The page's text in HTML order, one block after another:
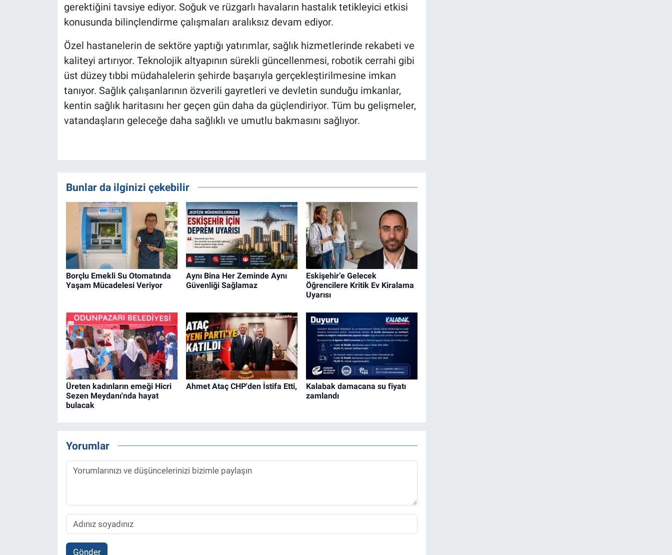
gerektiğini tavsiye ediyor. Soğuk ve rüzgarlı havaların hastalık tetikleyici etkisi
konusunda bilinçlendirme çalışmaları aralıksız devam ediyor.
Özel hastanelerin de sektöre yaptığı yatırımlar, sağlık hizmetlerinde rekabeti ve
kaliteyi artırıyor. Teknolojik altyapının sürekli güncellenmesi, robotik cerrahi gibi
üst düzey tıbbi müdahalelerin şehirde başarıyla gerçekleştirilmesine imkan
tanıyor. Sağlık çalışanlarının özverili gayretleri ve devletin sunduğu imkanlar,
kentin sağlık haritasını her geçen gün daha da güçlendiriyor. Tüm bu gelişmeler,
vatandaşların geleceğe daha sağlıklı ve umutlu bakmasını sağlıyor.
Bunlar da ilginizi çekebilir
Borçlu Emekli Su Otomatında
Yaşam Mücadelesi Veriyor
Aynı Bina Her Zeminde Aynı
Güvenliği Sağlamaz
Eskişehir’e Gelecek
Öğrencilere Kritik Ev Kiralama
Uyarısı
Üreten kadınların emeği Hicri
Sezen Meydanı'nda hayat
bulacak
Ahmet Ataç CHP'den İstifa Etti,
Kalabak damacana su fiyatı
zamlandı
Yorumlar
Gönder